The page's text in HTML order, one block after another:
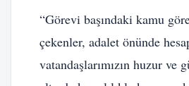
“Görevi başındaki kamu
çekenler, adalet önünde
vatandaşlarımızın huzur ve